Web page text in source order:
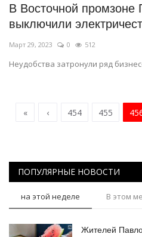
В Восточной
выключили
Март 29, 2023 0 512
Неудобства затронули ряд
« ‹ 454 455
ПОПУЛЯРНЫЕ НОВОСТИ
на этой неделе В этом
Жителей